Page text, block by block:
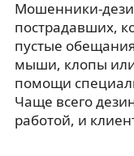
Мошенники-
пострадавших,
пустые
мыши, клопы или
помощи
Чаще всего
работой, и